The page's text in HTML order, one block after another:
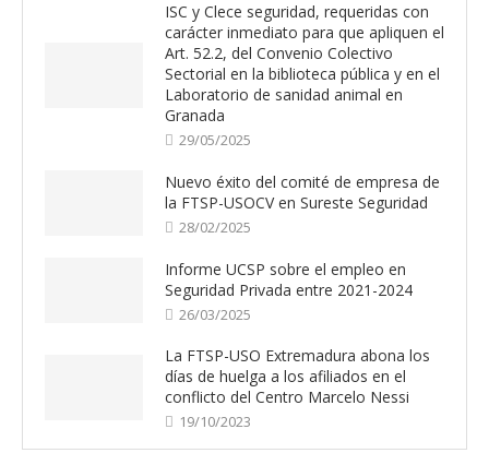
ISC y Clece seguridad, requeridas con
carácter inmediato para que apliquen el
Art. 52.2, del Convenio Colectivo
Sectorial en la biblioteca pública y en el
Laboratorio de sanidad animal en
Granada
29/05/2025
Nuevo éxito del comité de empresa de
la FTSP-USOCV en Sureste Seguridad
28/02/2025
Informe UCSP sobre el empleo en
Seguridad Privada entre 2021-2024
26/03/2025
La FTSP-USO Extremadura abona los
días de huelga a los afiliados en el
conflicto del Centro Marcelo Nessi
19/10/2023